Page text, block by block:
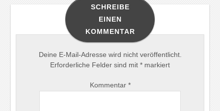
SCHREIBE
EINEN
KOMMENTAR
Deine E-Mail-Adresse wird nicht veröffentlicht.
Erforderliche Felder sind mit * markiert
Kommentar *